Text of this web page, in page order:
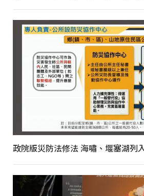
政院版災防法修法 海嘯、堰塞湖列